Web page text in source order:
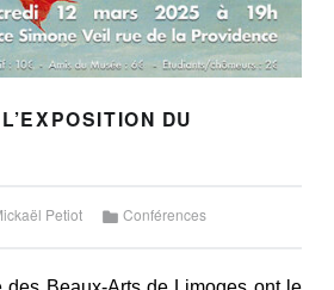
DU
Petiot Conférences